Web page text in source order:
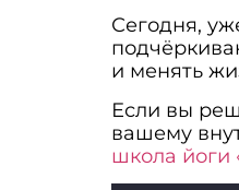
Сегодня,
и менять
Если вы
вашему
школа йоги